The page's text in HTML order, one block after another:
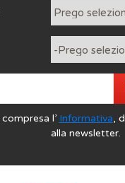
l’ Informativa,
alla newsletter.